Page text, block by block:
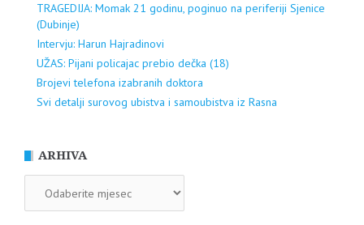
TRAGEDIJA: Momak 21 godinu, poginuo na periferiji Sjenice
(Dubinje)
Intervju: Harun Hajradinovi
UŽAS: Pijani policajac prebio dečka (18)
Brojevi telefona izabranih doktora
Svi detalji surovog ubistva i samoubistva iz Rasna
ARHIVA